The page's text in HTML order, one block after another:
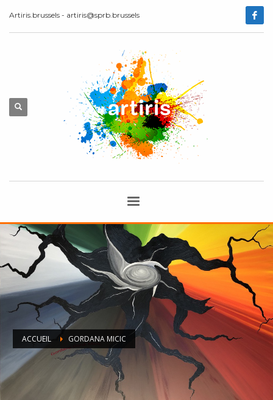
Artiris.brussels - artiris@sprb.brussels
ACCUEIL GORDANA MICIC